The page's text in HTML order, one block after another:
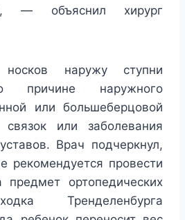
— объяснил хирург
наружу ступни
причине наружного
или большеберцовой
связок или заболевания
Врач подчеркнул,
рекомендуется провести
предмет ортопедических
Тренделенбурга